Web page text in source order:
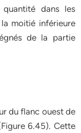
dans les
moitié inférieure
de la partie
du flanc ouest de
6.45). Cette